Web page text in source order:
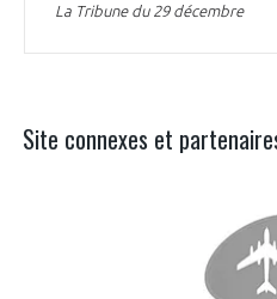
La Tribune du 29 décembre
Site connexes et